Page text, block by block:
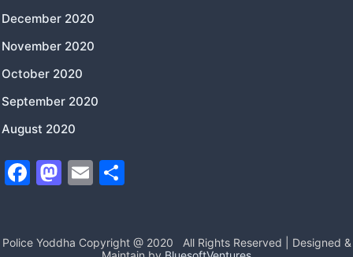
December 2020
November 2020
October 2020
September 2020
August 2020
F
e
M
o
E
l
e
Police Yoddha Copyright @ 2020
All Rights Reserved | Designed &